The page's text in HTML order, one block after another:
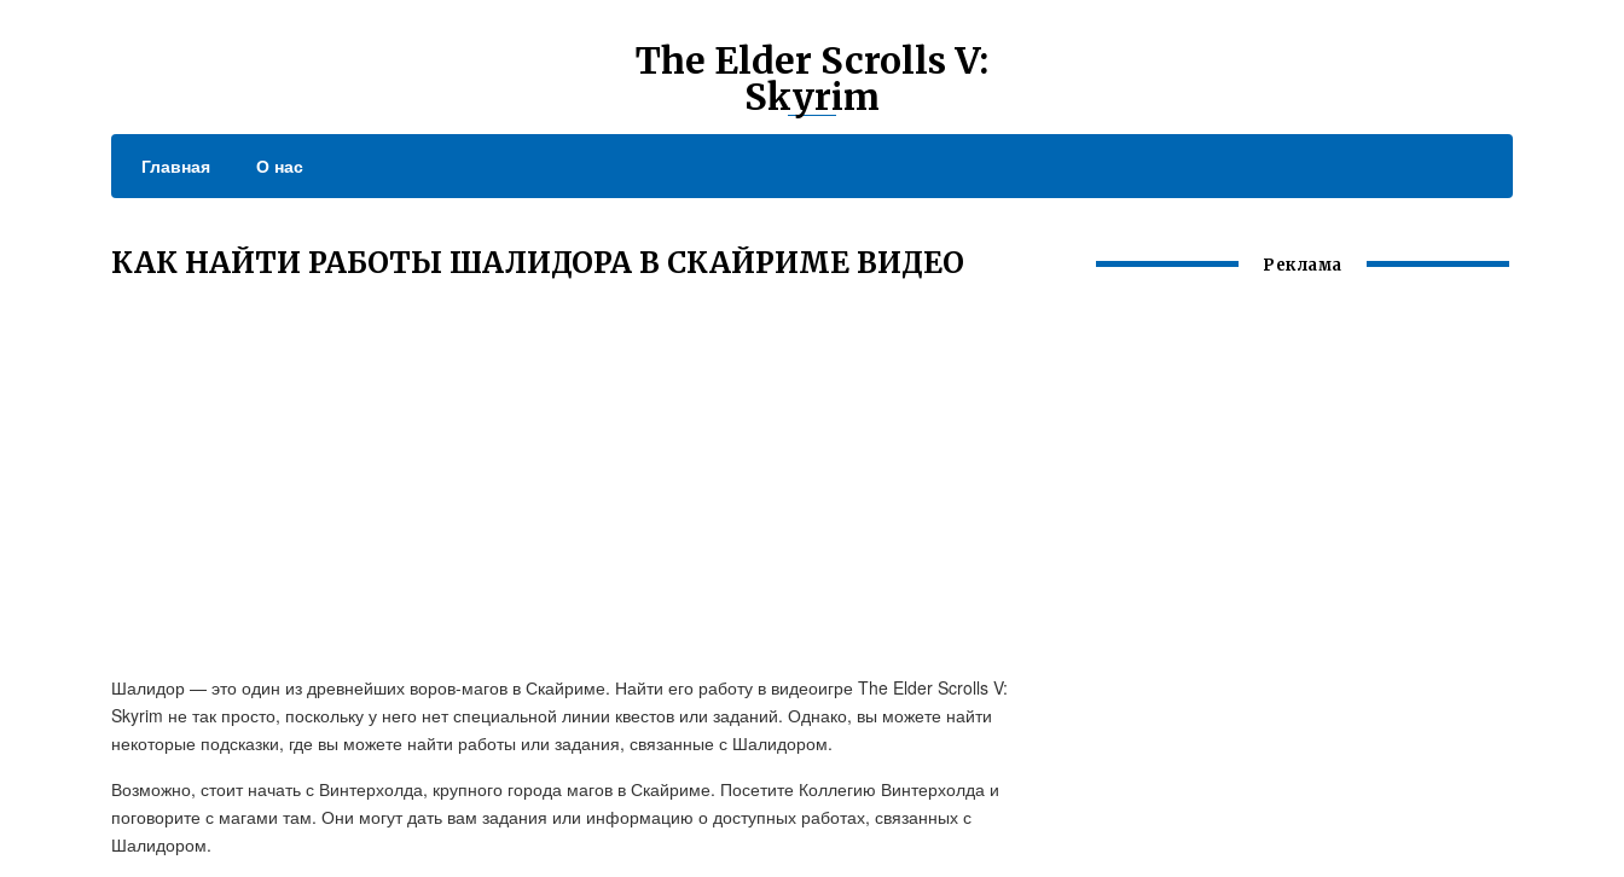
The Elder Scrolls V:
Skyrim
Главная О нас
КАК НАЙТИ РАБОТЫ ШАЛИДОРА В СКАЙРИМЕ ВИДЕО
Шалидор — это один из древнейших воров-магов в Скайриме. Найти его работу в видеоигре The Elder Scrolls V:
Skyrim не так просто, поскольку у него нет специальной линии квестов или заданий. Однако, вы можете найти
некоторые подсказки, где вы можете найти работы или задания, связанные с Шалидором.
Возможно, стоит начать с Винтерхолда, крупного города магов в Скайриме. Посетите Коллегию Винтерхолда и
поговорите с магами там. Они могут дать вам задания или информацию о доступных работах, связанных с
Шалидором.
Реклама